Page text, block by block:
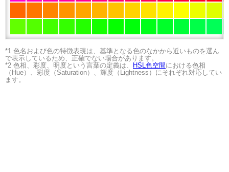
*1 色名および色の特徴表現は、基準となる色のなかから近いものを選ん
で表示しているため、正確でない場合があります。
*2 色相、彩度、明度という言葉の定義は、
HSL色空間 における色相
（Hue）、彩度（Saturation）、輝度（Lightness）にそれぞれ対応してい
ます。